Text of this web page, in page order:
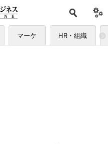
マーケ HR・組織